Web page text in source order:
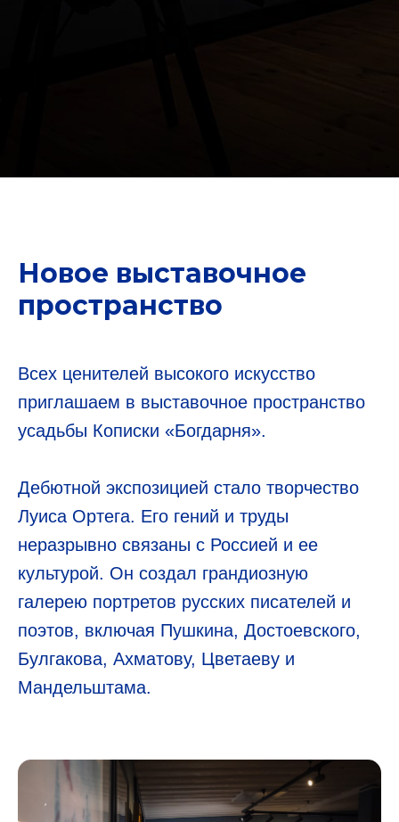
Новое выставочное
пространство
Всех ценителей высокого искусство
приглашаем в выставочное пространство
усадьбы Кописки «Богдарня».
Дебютной экспозицией стало творчество
Луиса Ортега. Его гений и труды
неразрывно связаны с Россией и ее
культурой. Он создал грандиозную
галерею портретов русских писателей и
поэтов, включая Пушкина, Достоевского,
Булгакова, Ахматову, Цветаеву и
Мандельштама.